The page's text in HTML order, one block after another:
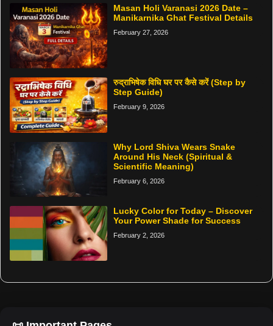
Masan Holi Varanasi 2026 Date –
Manikarnika Ghat Festival Details
February 27, 2026
रुद्राभिषेक विधि घर पर कैसे करें (Step by
Step Guide)
February 9, 2026
Why Lord Shiva Wears Snake
Around His Neck (Spiritual &
Scientific Meaning)
February 6, 2026
Lucky Color for Today – Discover
Your Power Shade for Success
February 2, 2026